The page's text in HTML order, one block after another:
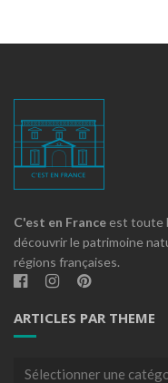
C'est en France est toute
découvrir le patrimoine
régions françaises.
ARTICLES PAR THEME
Articles